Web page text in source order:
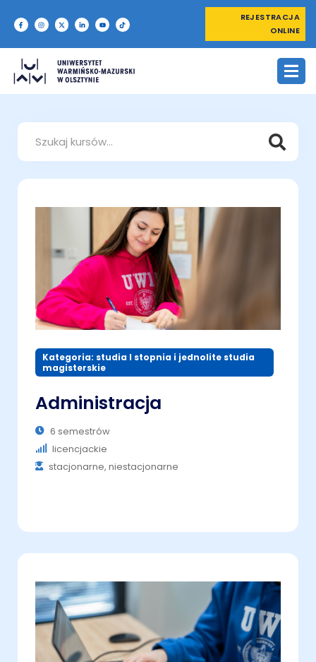
REJESTRACJA
ONLINE
Kategoria: studia I stopnia i jednolite studia
magisterskie
Administracja
6 semestrów
licencjackie
stacjonarne, niestacjonarne